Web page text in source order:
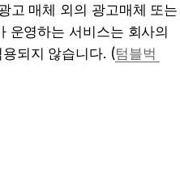
고 매체 외의 광고매체 또는
운영하는 서비스는 회사의
되지 않습니다. (텀블벅